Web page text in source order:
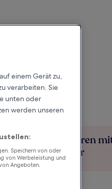
Mehr sparen
Mitglieder
einem Gerät zu,
verarbeiten. Sie
unten oder
werden unseren
Speichern von oder
von Werbeleistung und
Angeboten.